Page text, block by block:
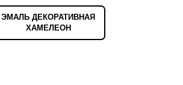
ЭМАЛЬ ДЕКОРАТИВНАЯ
ХАМЕЛЕОН